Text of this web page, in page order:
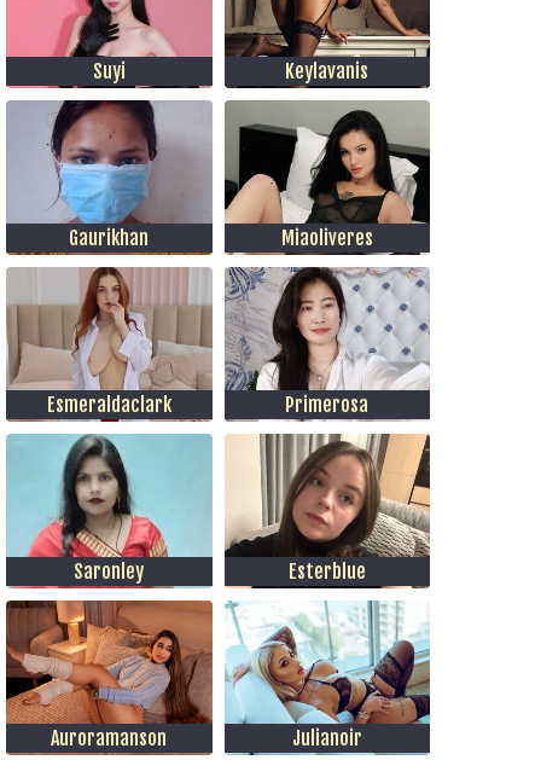
Suyi Keylavanis
Gaurikhan Miaoliveres
Esmeraldaclark Primerosa
Saronley Esterblue
Auroramanson Julianoir